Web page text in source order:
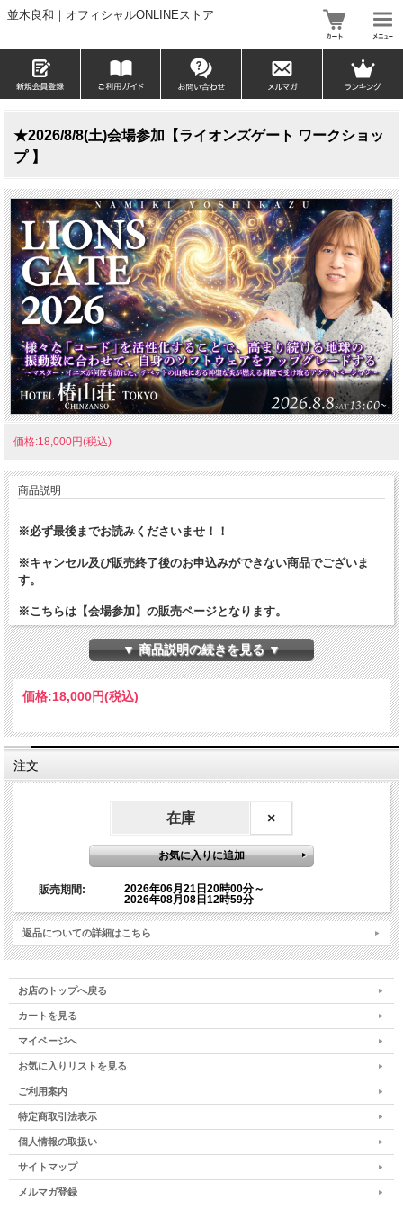
並木良和｜オフィシャルONLINEストア
★2026/8/8(土)会場参加【ライオンズゲート ワークショッ
プ 】
価格:18,000円(税込)
商品説明
※必ず最後までお読みくださいませ！！
※キャンセル及び販売終了後のお申込みができない商品でございま
す。
※こちらは【会場参加】の販売ページとなります。
【リムジンバスのご案内】
※ホテル椿山荘東京から羽田空港行きのリムジンが運行しておりま
す。
リムジンは有料となり、ご利用の際は各自で事前のご予約・ご決済が
⭐リムジンバス予約Web（外部サイト）
https://x.gd/wsMQQ
※予めスマートフォン等にてリムジンバス予約WEBで決済予約をお済
ませのうえ、 2次元コード乗車券をご用意し、バス出発時刻(18時）の
5分前までに直接バス乗り場までご移動をお願いいたします。
※交通状況によっては到着時間が遅れる場合がございますため、空港
します。
※開催当日のお問い合わせは、迅速にご対応ができない場合もござい
ますので、イベントに関するお問い合わせは、なるべくお早めにお問
い合わせをお願いいたします。
※shopmaster@namiki.mm.shopserve.jpのメールは送信専用とな
っております。
そのメールにお問い合わせいただきましても、返信できませんので予
めご了承ください。
※お申し込み期間は、2026年6月21日（日）20:00～2026年8月8日
（土）12:59まで（又は満席となるまで）です。
★8/8ライオンズゲートワークショップ★
テーマ：『様々な「コード」を活性化することで、高まり続ける地球
の振動数に合わせて、自身のソフトウェアをアップグレードする〜マ
スター・イエスが何度も訪れた、チベットの山奥にある神聖な炎が燃
▼ 商品説明の続きを見る ▼
価格:18,000円(税込)
注文
在庫 ×
販売期間:
2026年06月21日20時00分～
2026年08月08日12時59分
返品についての詳細はこちら
お店のトップへ戻る
カートを見る
マイページへ
お気に入りリストを見る
ご利用案内
特定商取引法表示
個人情報の取扱い
サイトマップ
メルマガ登録